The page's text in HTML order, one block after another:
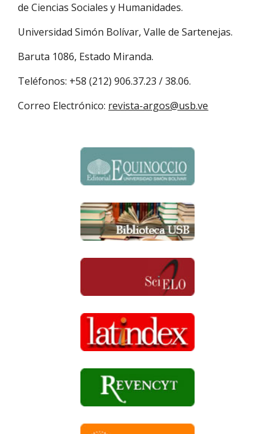
de Ciencias Sociales y Humanidades.
Universidad Simón Bolívar, Valle de Sartenejas.
Baruta 1086, Estado Miranda.
Teléfonos: +58 (212) 906.37.23 / 38.06.
Correo Electrónico: revista-argos@usb.ve